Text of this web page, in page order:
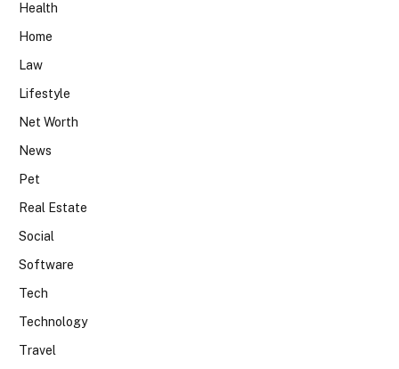
Health
Home
Law
Lifestyle
Net Worth
News
Pet
Real Estate
Social
Software
Tech
Technology
Travel